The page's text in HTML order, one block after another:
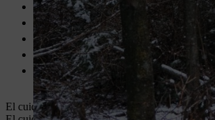
El cuidado de los bosques jóvenes
Los equipos adecuados son
La podadora de altura a batería STIHL
Aspecto fundamental del trabajo en el
Cada 3-5 años se realiza una evaluación
El cuidado de los bosques jóvenes es